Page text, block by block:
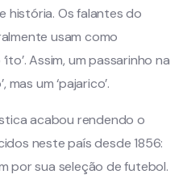
história. Os falantes do
usam como
Assim, um passarinho na
mas um ‘pajarico’.
acabou rendendo o
neste país desde 1856:
por sua seleção de futebol.